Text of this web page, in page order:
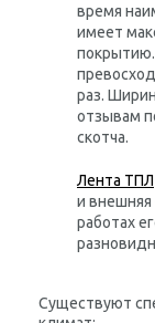
время
имеет
покрытию.
раз.
отзывам
скотча.
Лента ТПЛ
и
работах
Существуют